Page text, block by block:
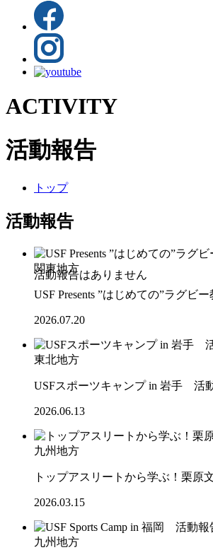
ACTIVITY
活動報告
トップ
活動報告
関東地方
USF Presents ”はじめての”ラグビ
2026.07.20
東北地方
USFスポーツキャンプ in 岩手 活
2026.06.13
九州地方
トップアスリートから学ぶ！栗
2026.03.15
九州地方